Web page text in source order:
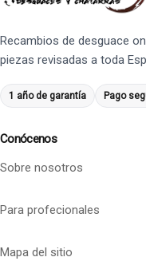
Recambios de desguace
piezas revisadas a toda
1 año de garantía Pago
Conócenos
Sobre nosotros
Para profecionales
Mapa del sitio